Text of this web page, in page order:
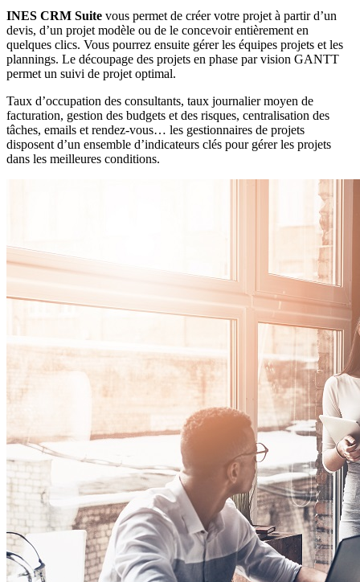
INES CRM Suite vous permet de créer votre projet à partir d’un
devis, d’un projet modèle ou de le concevoir entièrement en
quelques clics. Vous pourrez ensuite gérer les équipes projets et les
plannings. Le découpage des projets en phase par vision GANTT
permet un suivi de projet optimal.
Taux d’occupation des consultants, taux journalier moyen de
facturation, gestion des budgets et des risques, centralisation des
tâches, emails et rendez-vous… les gestionnaires de projets
disposent d’un ensemble d’indicateurs clés pour gérer les projets
dans les meilleures conditions.